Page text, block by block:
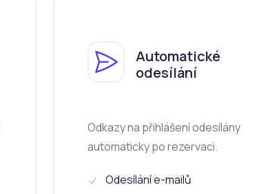
Automatické
odesílání
Odkazy na přihlášení odesílány
automaticky po rezervaci.
Odesílání e-mailů